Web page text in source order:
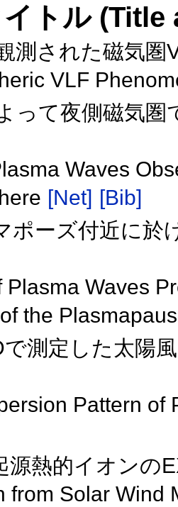
トル
測された磁気
VLF
って夜側磁気
Waves
[Net] [Bib]
ポーズ付近に於
Plasma Waves
the
で測定した太陽
Pattern of
源熱的イオンの
from Solar Wind